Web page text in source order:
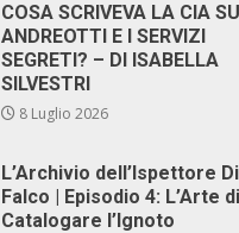
COSA SCRIVEVA LA CIA SU
ANDREOTTI E I SERVIZI
SEGRETI? – DI ISABELLA
SILVESTRI
8 Luglio 2026
L’Archivio dell’Ispettore Di
Falco | Episodio 4: L’Arte di
Catalogare l’Ignoto